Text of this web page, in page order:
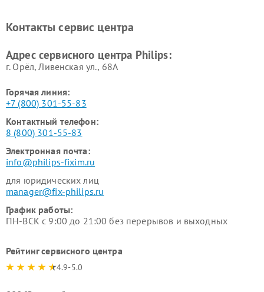
Ремонт стиральных машин
Ремонт увлажнителей
Контакты сервис центра
Адрес сервисного центра Philips:
г. Орёл, Ливенская ул., 68А
Горячая линия:
+7 (800) 301-55-83
Контактный телефон:
8 (800) 301-55-83
Электронная почта:
info@philips-fixim.ru
для юридических лиц
manager@fix-philips.ru
График работы:
ПН-ВСК с 9:00 до 21:00 без перерывов и выходных
Рейтинг сервисного центра
4.9-5.0